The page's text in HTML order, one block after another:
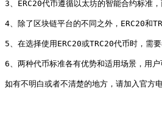
3、ERC20代币遵循以太坊的智能合约标准
4、除了区块链平台的不同之外，ERC20和
5、在选择使用ERC20或TRC20代币时，需
6、两种代币标准各有优势和适用场景，用